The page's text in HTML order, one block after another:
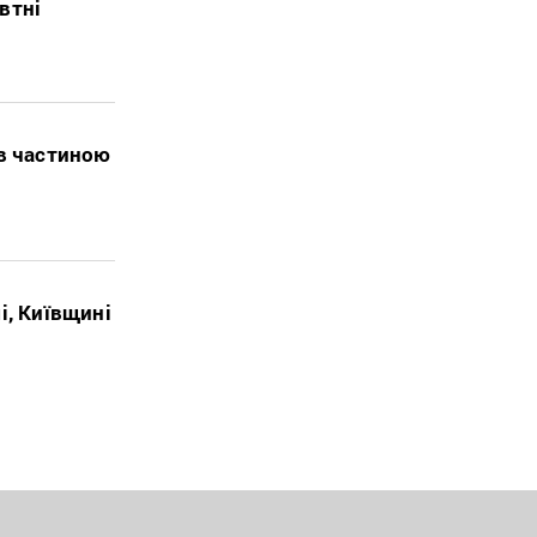
частиною
Київщині